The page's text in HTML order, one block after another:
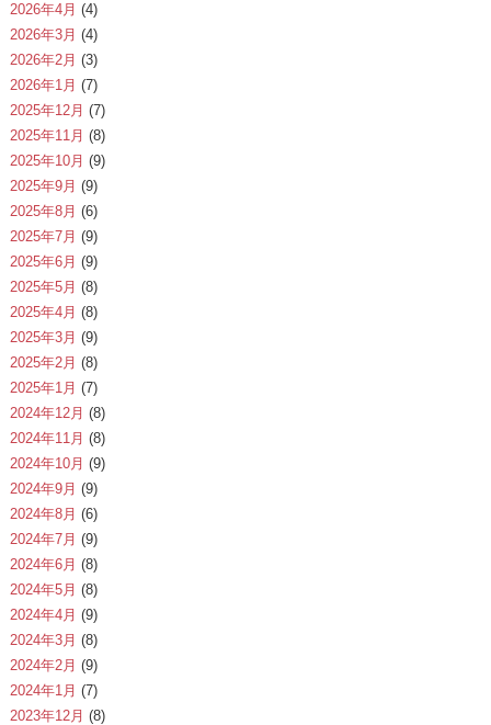
2026年4月 (4)
2026年3月 (4)
2026年2月 (3)
2026年1月 (7)
2025年12月 (7)
2025年11月 (8)
2025年10月 (9)
2025年9月 (9)
2025年8月 (6)
2025年7月 (9)
2025年6月 (9)
2025年5月 (8)
2025年4月 (8)
2025年3月 (9)
2025年2月 (8)
2025年1月 (7)
2024年12月 (8)
2024年11月 (8)
2024年10月 (9)
2024年9月 (9)
2024年8月 (6)
2024年7月 (9)
2024年6月 (8)
2024年5月 (8)
2024年4月 (9)
2024年3月 (8)
2024年2月 (9)
2024年1月 (7)
2023年12月 (8)